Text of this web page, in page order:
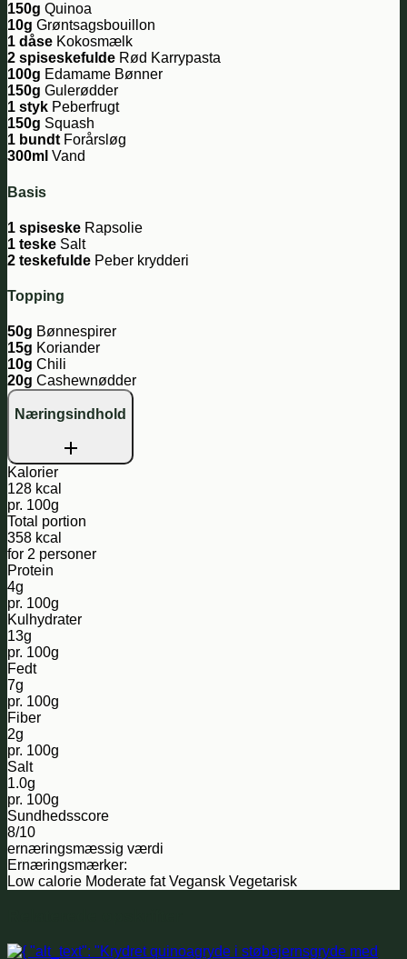
150g Quinoa
10g Grøntsagsbouillon
1 dåse Kokosmælk
2 spiseskefulde Rød Karrypasta
100g Edamame Bønner
150g Gulerødder
1 styk Peberfrugt
150g Squash
1 bundt Forårsløg
300ml Vand
Basis
1 spiseske Rapsolie
1 teske Salt
2 teskefulde Peber krydderi
Topping
50g Bønnespirer
15g Koriander
10g Chili
20g Cashewnødder
Næringsindhold
Kalorier
128 kcal
pr. 100g
Total portion
358 kcal
for 2 personer
Protein
4g
pr. 100g
Kulhydrater
13g
pr. 100g
Fedt
7g
pr. 100g
Fiber
2g
pr. 100g
Salt
1.0g
pr. 100g
Sundhedsscore
8/10
ernæringsmæssig værdi
Ernæringsmærker:
Low calorie Moderate fat Vegansk Vegetarisk